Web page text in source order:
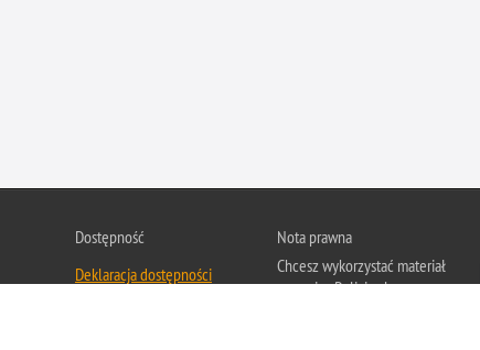
Porwania
Pożary i podpalenia
Dostępność
Deklaracja dostępności
Nota prawna
Chcesz wykorzystać materiał
z serwisu Policja.pl.